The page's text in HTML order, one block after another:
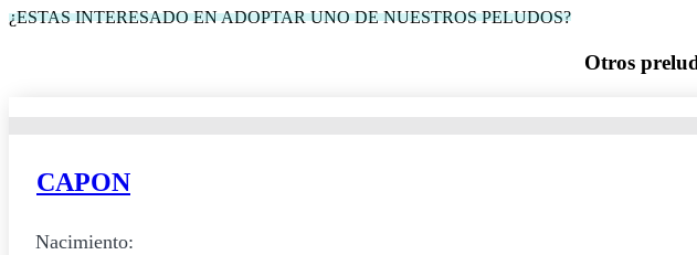
¿ESTAS INTERESADO EN ADOPTAR UNO DE NUESTROS PELUDOS?
Otros
CAPON
Nacimiento: